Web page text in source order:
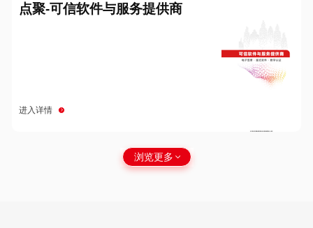
点聚-可信软件与服务提供商
进入详情
浏览更多